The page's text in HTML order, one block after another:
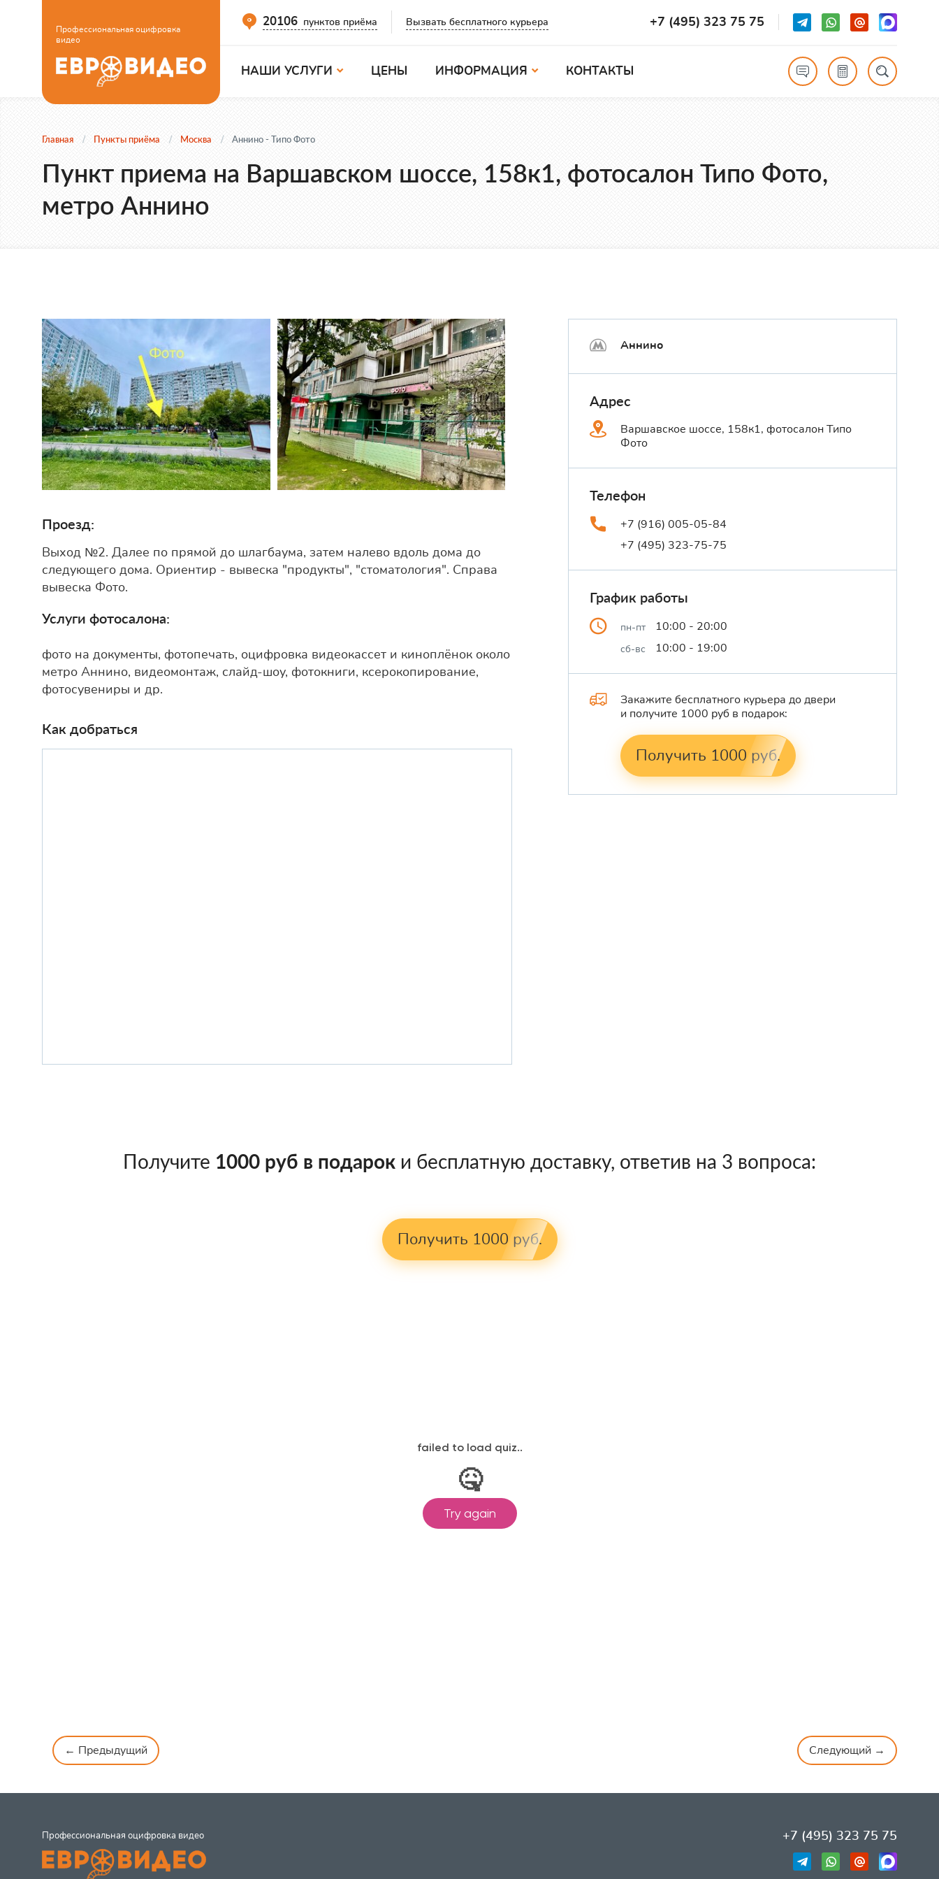
Профессиональная оцифровка
видео
20106 пунктов приёма Вызвать бесплатного курьера +7 (495) 323 75 75
НАШИ УСЛУГИ ЦЕНЫ ИНФОРМАЦИЯ КОНТАКТЫ
Главная Пункты приёма Москва Аннино - Типо Фото
Пункт приема на Варшавском шоссе, 158к1, фотосалон Типо Фото,
метро Аннино
Проезд:
Выход №2. Далее по прямой до шлагбаума, затем налево вдоль дома до
следующего дома. Ориентир - вывеска "продукты", "стоматология". Справа
вывеска Фото.
Услуги фотосалона:
фото на документы, фотопечать, оцифровка видеокассет и киноплёнок около
метро Аннино, видеомонтаж, слайд-шоу, фотокниги, ксерокопирование,
фотосувениры и др.
Как добраться
Аннино
Адрес
Варшавское шоссе, 158к1, фотосалон Типо
Фото
Телефон
+7 (916) 005-05-84
+7 (495) 323-75-75
График работы
пн-пт 10:00 - 20:00
сб-вс 10:00 - 19:00
Закажите бесплатного курьера до двери
и получите 1000 руб в подарок:
Получить 1000 руб.
Получите 1000 руб в подарок и бесплатную доставку, ответив на 3 вопроса:
Получить 1000 руб.
← Предыдущий Следующий →
Профессиональная оцифровка видео +7 (495) 323 75 75